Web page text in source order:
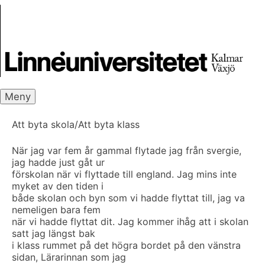
Meny
Att byta skola/Att byta klass
När jag var fem år gammal flytade jag från svergie,
jag hadde just gåt ur
förskolan när vi flyttade till england. Jag mins inte
myket av den tiden i
både skolan och byn som vi hadde flyttat till, jag va
nemeligen bara fem
när vi hadde flyttat dit. Jag kommer ihåg att i skolan
satt jag längst bak
i klass rummet på det högra bordet på den vänstra
sidan, Lärarinnan som jag